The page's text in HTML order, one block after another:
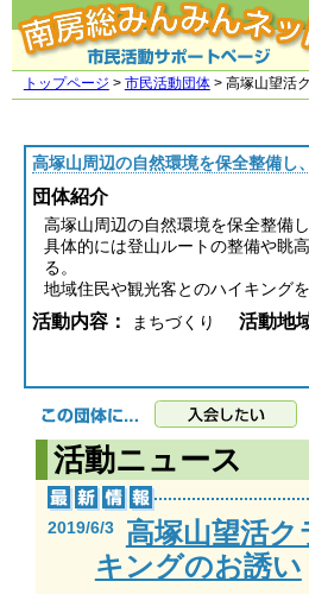
トップページ > 市民活動団体> 高塚山望活
高塚山周辺の自然環境を保全整備し
団体紹介
高塚山周辺の自然環境を保全整備
具体的には登山ルートの整備や眺
る。
地域住民や観光客とのハイキング
活動内容： まちづくり 活動地
活動ニュース
2019/6/3
高塚山望活
キングのお誘い